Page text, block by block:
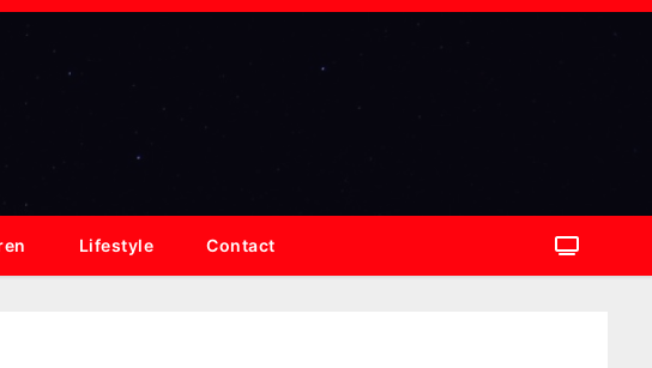
Lifestyle Contact